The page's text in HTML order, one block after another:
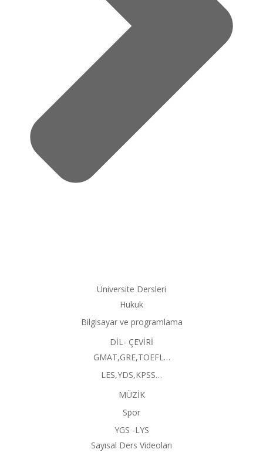
Üniversite Dersleri
Hukuk
Bilgisayar ve programlama
DİL- ÇEVİRİ
GMAT,GRE,TOEFL…
LES,YDS,KPSS…
MÜZİK
Spor
YGS -LYS
Sayısal Ders Videoları